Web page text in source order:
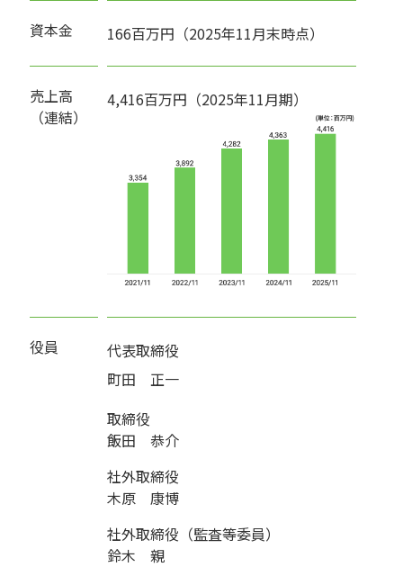
資本金 166百万円（2025年11月末時点）
売上高
（連結）
4,416百万円（2025年11月期）
役員
代表取締役
町田 正一
取締役
飯田 恭介
社外取締役
木原 康博
社外取締役（監査等委員）
鈴木 親